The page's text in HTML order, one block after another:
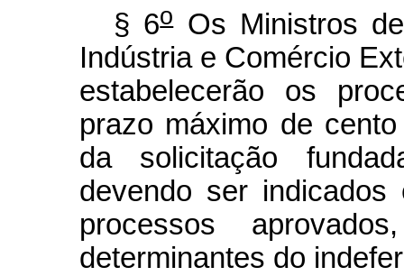
§ 6oOs Ministros
Indústria e Comércio
estabelecerão os
prazo máximo de
da solicitação
devendo ser indicados
processos
determinantes do